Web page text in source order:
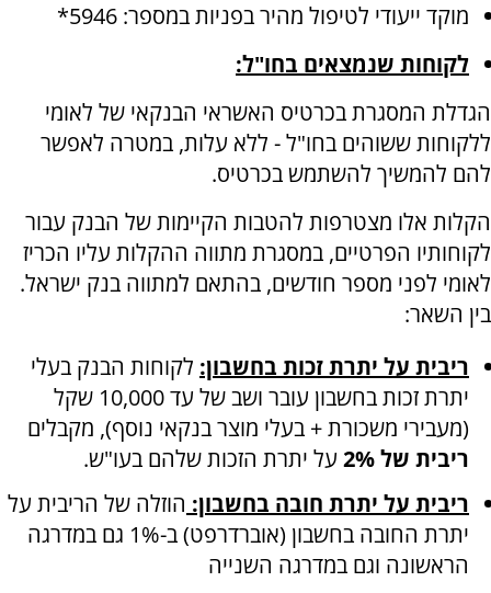
מוקד ייעודי לטיפול מהיר בפניות במספר: 5946*
לקוחות שנמצאים בחו"ל:
הגדלת המסגרת בכרטיס האשראי הבנקאי של לאומי
ללקוחות ששוהים בחו"ל - ללא עלות, במטרה לאפשר
להם להמשיך להשתמש בכרטיס.
הקלות אלו מצטרפות להטבות הקיימות של הבנק עבור
לקוחותיו הפרטיים, במסגרת מתווה ההקלות עליו הכריז
לאומי לפני מספר חודשים, בהתאם למתווה בנק ישראל.
בין השאר:
ריבית על יתרת זכות בחשבון: לקוחות הבנק בעלי
יתרת זכות בחשבון עובר ושב של עד 10,000 שקל
(מעבירי משכורת + בעלי מוצר בנקאי נוסף), מקבלים
ריבית של 2%
על יתרת הזכות שלהם בעו"ש.
ריבית על יתרת חובה בחשבון: הוזלה של הריבית על
יתרת החובה בחשבון (אוברדרפט) ב-1% גם במדרגה
הראשונה וגם במדרגה השנייה